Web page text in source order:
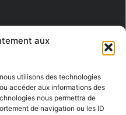
aux
utilisons des technologies
accéder aux informations des
nous permettra de
de navigation ou les ID